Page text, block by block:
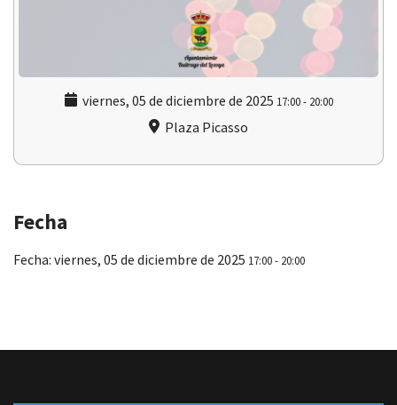
viernes, 05 de diciembre de 2025 17:00- 20:00
Plaza Picasso
Fecha
Fecha: viernes, 05 de diciembre de 2025 17:00 - 20:00